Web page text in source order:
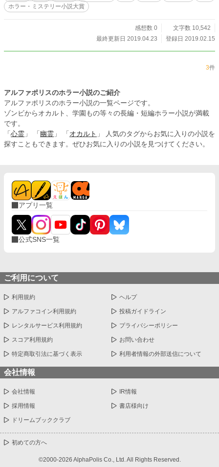
ホラー・ミステリー小説大賞
感想数 0
文字数 10,542
最終更新日 2019.04.23
登録日 2019.02.15
3件
アルファポリスのホラー小説のご紹介
アルファポリスのホラー小説の一覧ページです。
ゾンビからオカルト、学園もの等々の長編・短編ホラー小説が満載
です。
「 心霊 」 「 幽霊 」 「 オカルト 」 人気のタグからお気に入りの小説を
探すこともできます。ぜひお気に入りの小説を見つけてください。
アプリ一覧
公式SNS一覧
ご利用について
利用規約 ヘルプ
アルファコイン利用規約 投稿ガイドライン
レンタルサービス利用規約 プライバシーポリシー
スコア利用規約 お問い合わせ
特定商取引法に基づく表示 利用者情報の外部送信について
会社情報
会社情報 IR情報
採用情報 書店様向け
ドリームブッククラブ
初めての方へ
©2000-2026 AlphaPolis Co., Ltd. All Rights Reserved.